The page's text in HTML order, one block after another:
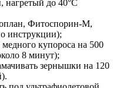
нагретый до 40°С
Фитоспорин-М,
инструкции);
купороса на 500
8 минут);
зернышки на 120